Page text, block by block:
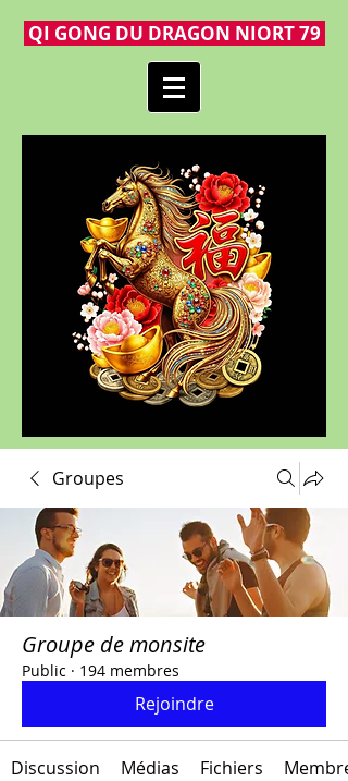
QI GONG DU DRAGON NIORT 79
Groupes
Groupe de monsite
Public · 194 membres
Rejoindre
Discussion Médias Fichiers